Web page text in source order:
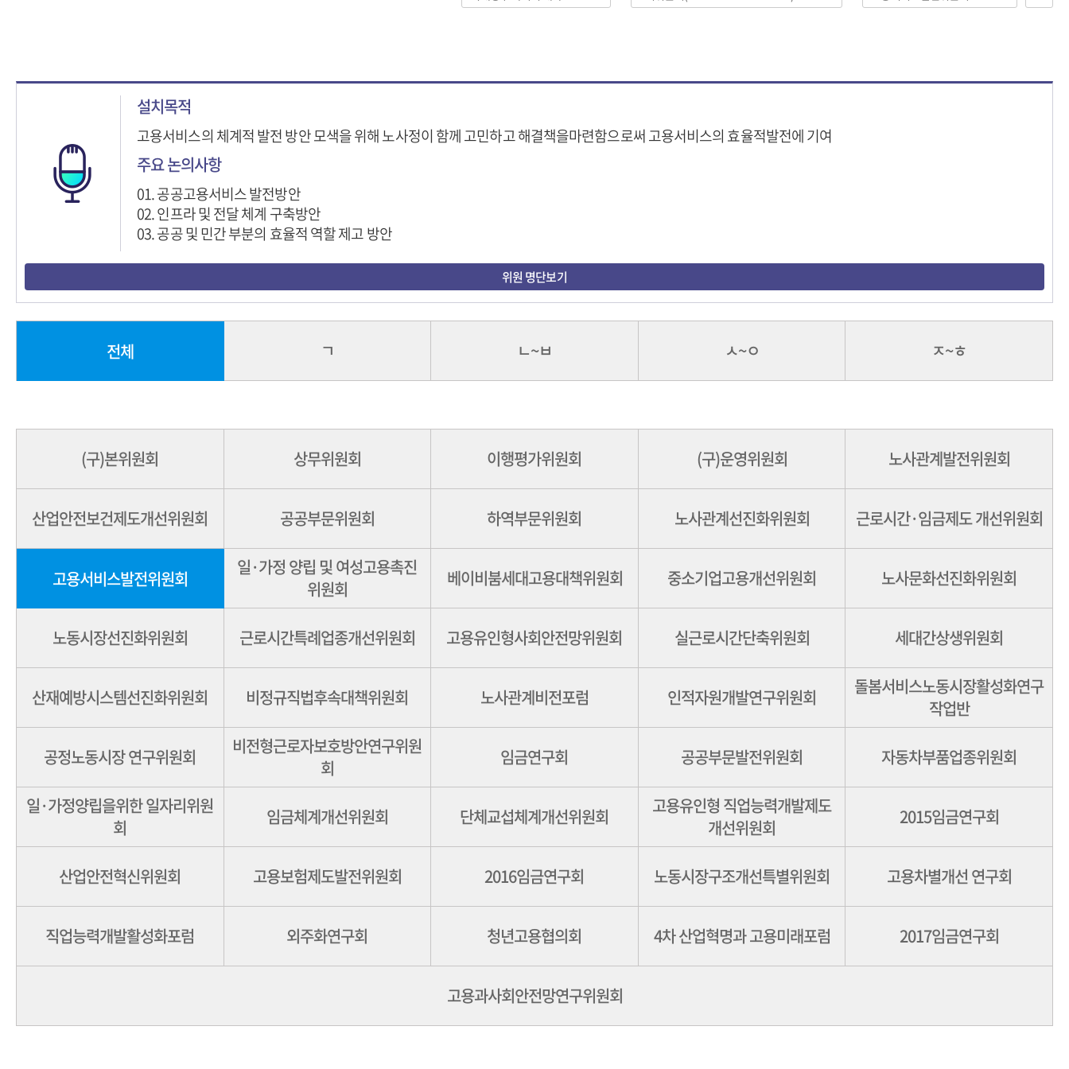
설치목적
고용서비스의 체계적 발전 방안 모색을 위해 노사정이 함께 고민하고 해결책을마련함으로써 고용서비스의 효율적발전에 기여
주요 논의사항
01. 공공고용서비스 발전방안
02. 인프라 및 전달 체계 구축방안
03. 공공 및 민간 부분의 효율적 역할 제고 방안
위원 명단보기
전체 ㄱ ㄴ~ㅂ ㅅ~ㅇ ㅈ~ㅎ
(구)본위원회 상무위원회 이행평가위원회 (구)운영위원회 노사관계발전위원회
산업안전보건제도개선위원회 공공부문위원회 하역부문위원회 노사관계선진화위원회 근로시간·임금제도 개선위원회
고용서비스발전위원회
일·가정 양립 및 여성고용촉진
위원회
베이비붐세대고용대책위원회 중소기업고용개선위원회 노사문화선진화위원회
노동시장선진화위원회 근로시간특례업종개선위원회 고용유인형사회안전망위원회 실근로시간단축위원회 세대간상생위원회
산재예방시스템선진화위원회 비정규직법후속대책위원회 노사관계비전포럼 인적자원개발연구위원회
돌봄서비스노동시장활성화연구
작업반
공정노동시장 연구위원회
비전형근로자보호방안연구위원
회
임금연구회 공공부문발전위원회 자동차부품업종위원회
일·가정양립을위한 일자리위원
회
임금체계개선위원회 단체교섭체계개선위원회
고용유인형 직업능력개발제도
개선위원회
2015임금연구회
산업안전혁신위원회 고용보험제도발전위원회 2016임금연구회 노동시장구조개선특별위원회 고용차별개선 연구회
직업능력개발활성화포럼 외주화연구회 청년고용협의회 4차 산업혁명과 고용미래포럼 2017임금연구회
고용과사회안전망연구위원회